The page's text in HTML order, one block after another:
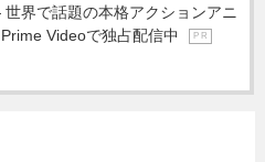
界で話題の本格アクションアニ
Videoで独占配信中
P R